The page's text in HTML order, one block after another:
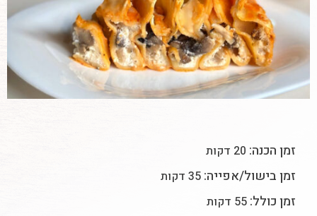
זמן הכנה: 20 דקות
זמן בישול/אפייה: 35 דקות
זמן כולל: 55 דקות